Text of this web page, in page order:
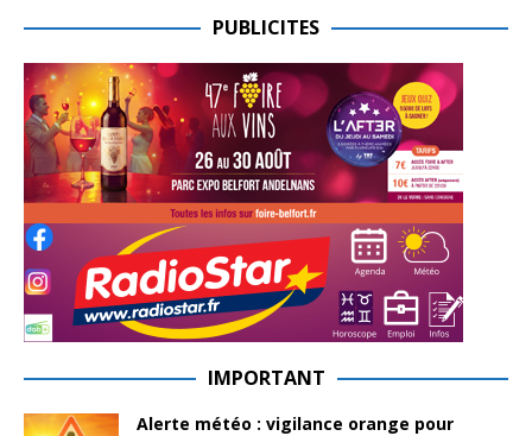
PUBLICITES
IMPORTANT
Alerte météo : vigilance orange pour